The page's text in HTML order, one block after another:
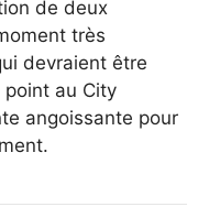
de deux
très
devraient être
au City
angoissante pour